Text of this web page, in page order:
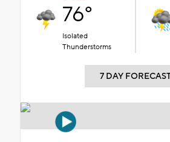
76°
Isolated
Thunderstorms
7 DAY